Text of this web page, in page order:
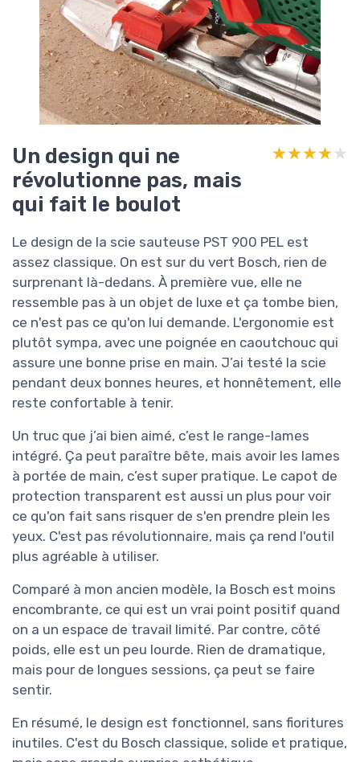
Un design qui ne
révolutionne pas, mais
qui fait le boulot
★★★★★
★★★★★
Le design de la scie sauteuse PST 900 PEL est
assez classique. On est sur du vert Bosch, rien de
surprenant là-dedans. À première vue, elle ne
ressemble pas à un objet de luxe et ça tombe bien,
ce n'est pas ce qu'on lui demande. L'ergonomie est
plutôt sympa, avec une poignée en caoutchouc qui
assure une bonne prise en main. J’ai testé la scie
pendant deux bonnes heures, et honnêtement, elle
reste confortable à tenir.
Un truc que j’ai bien aimé, c’est le range-lames
intégré. Ça peut paraître bête, mais avoir les lames
à portée de main, c’est super pratique. Le capot de
protection transparent est aussi un plus pour voir
ce qu'on fait sans risquer de s'en prendre plein les
yeux. C'est pas révolutionnaire, mais ça rend l'outil
plus agréable à utiliser.
Comparé à mon ancien modèle, la Bosch est moins
encombrante, ce qui est un vrai point positif quand
on a un espace de travail limité. Par contre, côté
poids, elle est un peu lourde. Rien de dramatique,
mais pour de longues sessions, ça peut se faire
sentir.
En résumé, le design est fonctionnel, sans fioritures
inutiles. C'est du Bosch classique, solide et pratique,